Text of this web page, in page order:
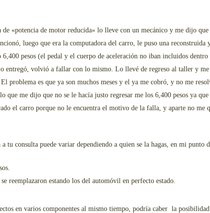
«potencia de motor reducida» lo lleve con un mecánico y me dijo
luego que era la computadora del carro, le puso una
pesos (el pedal y el cuerpo de aceleración no iban incluidos
volvió a fallar con lo mismo. Lo llevé de regreso al taller y me
problema es que ya son muchos meses y el ya me cobró, y no me
que me dijo que no se le hacía justo regresar me los 6,400 pesos ya
el carro porque no le encuentra el motivo de la falla, y aparte no me
a tu consulta puede variar dependiendo a quien se la hagas, en mi punto
reemplazaron estando los del automóvil en perfecto estado.
en varios componentes al mismo tiempo, podría caber la